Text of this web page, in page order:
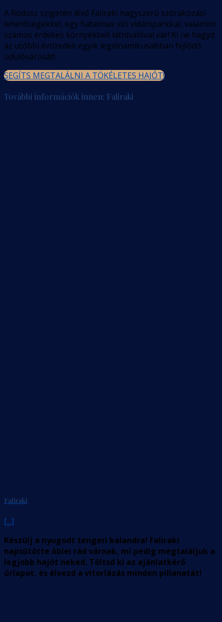
A Rodosz szigetén lévő Faliraki nagyszerű szórakozási
lehetőségekkel, egy hatalmas vízi vidámparkkal, valamint
számos érdekes környékbeli látnivalóval vár! Ki ne hagyd
az utóbbi évtizedek egyik legdinamikusabban fejlődő
üdülővárosát!
SEGÍTS MEGTALÁLNI A TÖKÉLETES HAJÓT!
További információk innen: Faliraki
Faliraki
[...]
Készülj a nyugodt tengeri kalandra! Faliraki
napsütötte öblei rád várnak, mi pedig megtaláljuk a
legjobb hajót neked. Töltsd ki az ajánlatkérő
űrlapot, és élvezd a vitorlázás minden pillanatát!